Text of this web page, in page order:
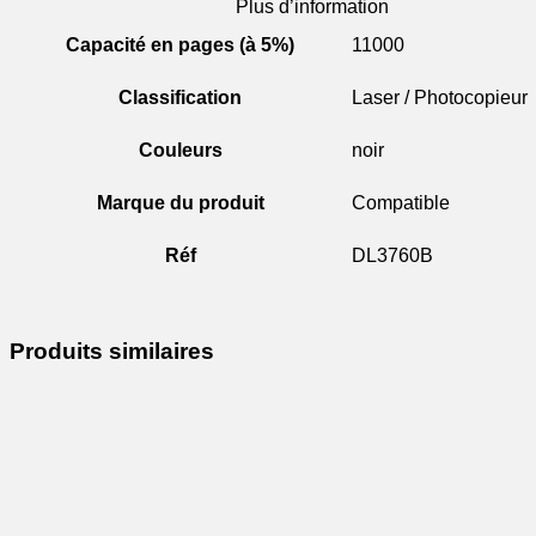
Plus d’information
Capacité en pages (à 5%)
11000
Classification Laser / Photocopieur
Couleurs noir
Marque du produit Compatible
Réf DL3760B
Produits similaires